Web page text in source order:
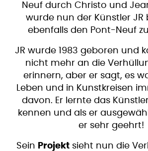
Neuf durch Christo und
wurde nun der Künstler JR
ebenfalls den Pont-Neuf
JR wurde 1983 geboren und
nicht mehr an die
erinnern, aber er sagt, es
Leben und in Kunstkreisen
davon. Er lernte das
kennen und als er
er sehr geehrt!
Sein Projekt sieht nun die